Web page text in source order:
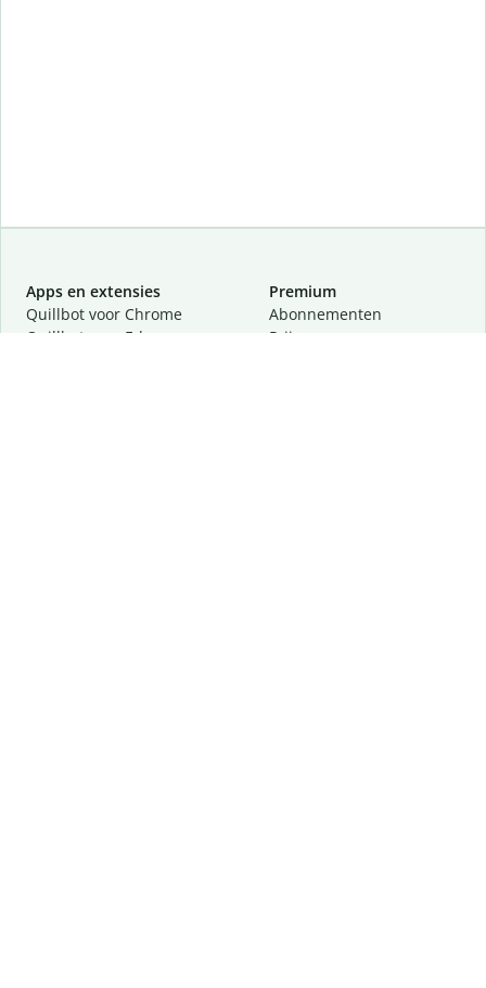
Apps en extensies
Quillbot voor Chrome
Quillbot voor Edge
Premium
Abonnementen
Prijzen